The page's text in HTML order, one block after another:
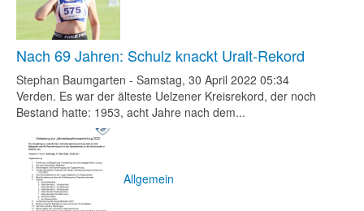
Nach 69 Jahren: Schulz knackt Uralt-Rekord
Stephan Baumgarten - Samstag, 30 April 2022 05:34
Verden. Es war der älteste Uelzener Kreisrekord, der noch
Bestand hatte: 1953, acht Jahre nach dem...
Allgemein